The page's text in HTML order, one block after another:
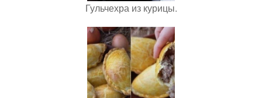
Гульчехра из курицы.